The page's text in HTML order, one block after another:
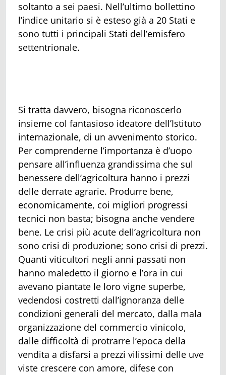
soltanto a sei paesi. Nell’ultimo bollettino
l’indice unitario si è esteso già a 20 Stati e
sono tutti i principali Stati dell’emisfero
settentrionale.
Si tratta davvero, bisogna riconoscerlo
insieme col fantasioso ideatore dell’Istituto
internazionale, di un avvenimento storico.
Per comprenderne l’importanza è d’uopo
pensare all’influenza grandissima che sul
benessere dell’agricoltura hanno i prezzi
delle derrate agrarie. Produrre bene,
economicamente, coi migliori progressi
tecnici non basta; bisogna anche vendere
bene. Le crisi più acute dell’agricoltura non
sono crisi di produzione; sono crisi di prezzi.
Quanti viticultori negli anni passati non
hanno maledetto il giorno e l’ora in cui
avevano piantate le loro vigne superbe,
vedendosi costretti dall’ignoranza delle
condizioni generali del mercato, dalla mala
organizzazione del commercio vinicolo,
dalle difficoltà di protrarre l’epoca della
vendita a disfarsi a prezzi vilissimi delle uve
viste crescere con amore, difese con